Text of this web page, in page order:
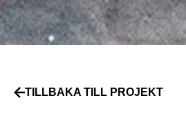
TILLBAKA TILL PROJEKT